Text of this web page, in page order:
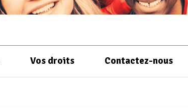
Vos droits Contactez-nous